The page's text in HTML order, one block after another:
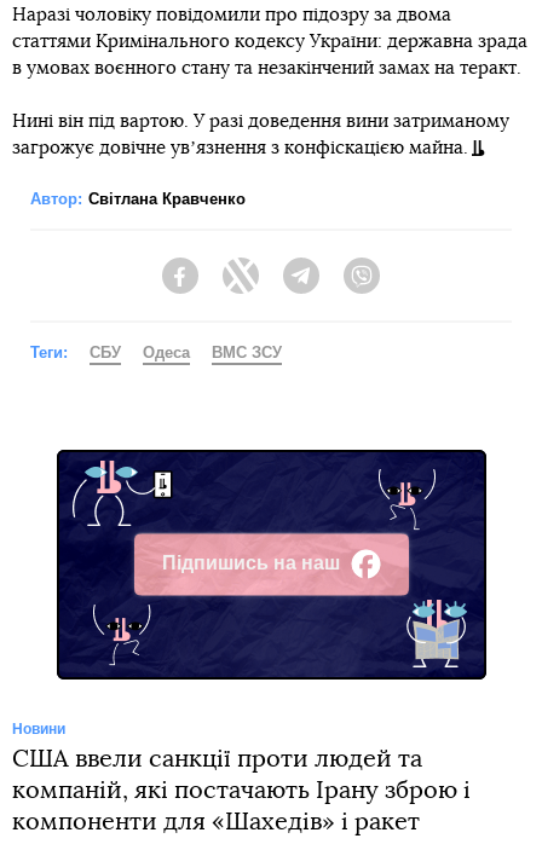
Наразі чоловіку повідомили про підозру за двома
статтями Кримінального кодексу України: державна зрада
в умовах воєнного стану та незакінчений замах на теракт.
Нині він під вартою. У разі доведення вини затриманому
загрожує довічне увʼязнення з конфіскацією майна.
Автор: Світлана Кравченко
FacebookTwitter Telegram
Теги: СБУ Одеса ВМС ЗСУ
Підпишись на наш
Facebook
Новини
США ввели санкції проти людей та
компаній, які постачають Ірану зброю і
компоненти для «Шахедів» і ракет